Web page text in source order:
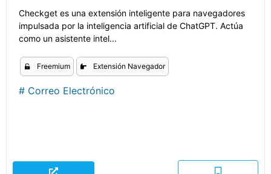
Checkget es una extensión inteligente para navegadores
impulsada por la inteligencia artificial de ChatGPT. Actúa
como un asistente intel...
Freemium Extensión Navegador
# Correo Electrónico